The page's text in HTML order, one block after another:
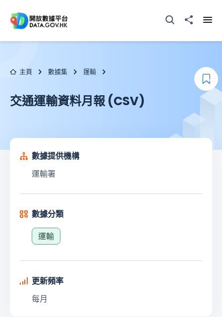
打開搜尋器分享至
主頁 數據集 運輸
交通運輸資料月報 (CSV)
加
數據提供機構
運輸署
數據分類
運輸
更新頻率
每月